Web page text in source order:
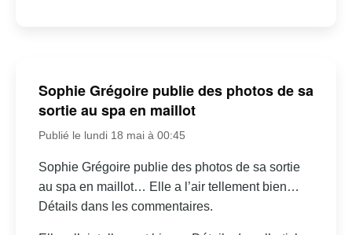
Sophie Grégoire publie des photos de sa
sortie au spa en maillot
Publié le lundi 18 mai à 00:45
Sophie Grégoire publie des photos de sa sortie
au spa en maillot… Elle a l’air tellement bien…
Détails dans les commentaires.